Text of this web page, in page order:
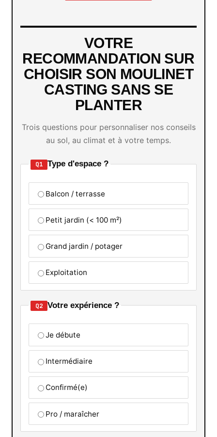
VOTRE
RECOMMANDATION SUR
CHOISIR SON MOULINET
CASTING SANS SE
PLANTER
Trois questions pour personnaliser nos conseils
au sol, au climat et à votre temps.
Q1 Type d'espace ?
Balcon / terrasse
Petit jardin (< 100 m²)
Grand jardin / potager
Exploitation
Q2 Votre expérience ?
Je débute
Intermédiaire
Confirmé(e)
Pro / maraîcher